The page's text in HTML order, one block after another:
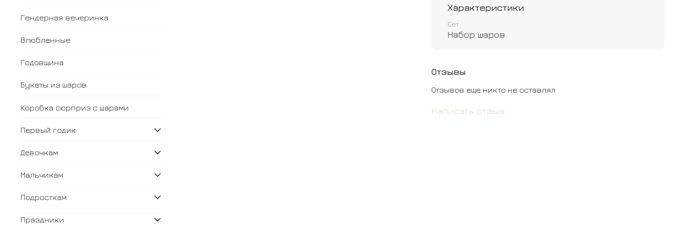
Характеристики
Сет
Набор шаров
Отзывы
Отзывов еще никто не оставлял
Написать отзыв
Гендерная вечеринка
Влюбленные
Годовщина
Букеты из шаров
Коробка сюрприз с шарами
Первый годик
Девочкам
Мальчикам
Подросткам
Праздники